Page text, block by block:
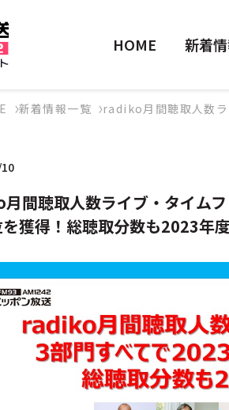
HOME 新着
新着情報一覧 radiko月間聴取人数
間聴取人数ライブ・タイム
獲得！総聴取分数も2023年